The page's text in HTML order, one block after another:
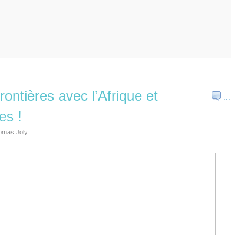
…
avec l’Afrique et
!
Joly